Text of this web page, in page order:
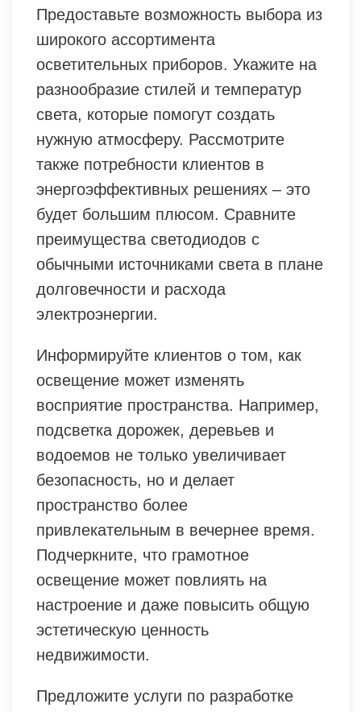
Предоставьте возможность выбора из
широкого ассортимента
осветительных приборов. Укажите на
разнообразие стилей и температур
света, которые помогут создать
нужную атмосферу. Рассмотрите
также потребности клиентов в
энергоэффективных решениях – это
будет большим плюсом. Сравните
преимущества светодиодов с
обычными источниками света в плане
долговечности и расхода
электроэнергии.
Информируйте клиентов о том, как
освещение может изменять
восприятие пространства. Например,
подсветка дорожек, деревьев и
водоемов не только увеличивает
безопасность, но и делает
пространство более
привлекательным в вечернее время.
Подчеркните, что грамотное
освещение может повлиять на
настроение и даже повысить общую
эстетическую ценность
недвижимости.
Предложите услуги по разработке